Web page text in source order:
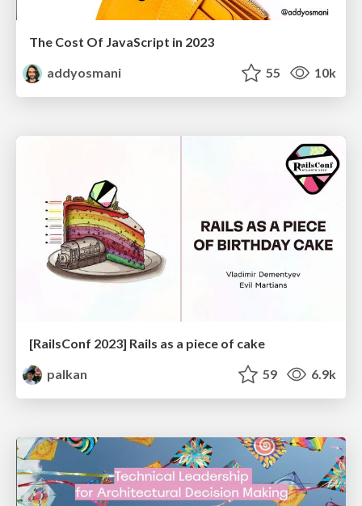
The Cost Of JavaScript in 2023
addyosmani
55 10k
[RailsConf 2023] Rails as a piece of cake
palkan
59 6.9k